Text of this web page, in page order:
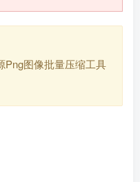
图像批量压缩工具